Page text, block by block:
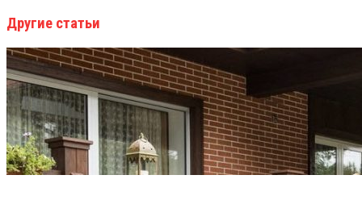
Другие статьи